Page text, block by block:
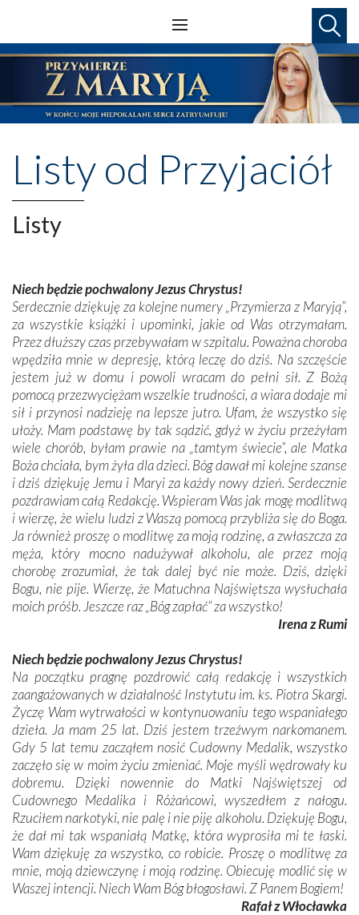
Listy od Przyjaciół
Listy
Niech będzie pochwalony Jezus Chrystus!
Serdecznie dziękuję za kolejne numery „Przymierza z Maryją”,
za wszystkie książki i upominki, jakie od Was otrzymałam.
Przez dłuższy czas przebywałam w szpitalu. Poważna choroba
wpędziła mnie w depresję, którą leczę do dziś. Na szczęście
jestem już w domu i powoli wracam do pełni sił. Z Bożą
pomocą przezwyciężam wszelkie trudności, a wiara dodaje mi
sił i przynosi nadzieję na lepsze jutro. Ufam, że wszystko się
ułoży. Mam podstawę by tak sądzić, gdyż w życiu przeżyłam
wiele chorób, byłam prawie na „tamtym świecie”, ale Matka
Boża chciała, bym żyła dla dzieci. Bóg dawał mi kolejne szanse
i dziś dziękuję Jemu i Maryi za każdy nowy dzień. Serdecznie
pozdrawiam całą Redakcję. Wspieram Was jak mogę modlitwą
i wierzę, że wielu ludzi z Waszą pomocą przybliża się do Boga.
Ja również proszę o modlitwę za moją rodzinę, a zwłaszcza za
męża, który mocno nadużywał alkoholu, ale przez moją
chorobę zrozumiał, że tak dalej być nie może. Dziś, dzięki
Bogu, nie pije. Wierzę, że Matuchna Najświętsza wysłuchała
moich próśb. Jeszcze raz „Bóg zapłać” za wszystko!
Irena z Rumi
Niech będzie pochwalony Jezus Chrystus!
Na początku pragnę pozdrowić całą redakcję i wszystkich
zaangażowanych w działalność Instytutu im. ks. Piotra Skargi.
Życzę Wam wytrwałości w kontynuowaniu tego wspaniałego
dzieła. Ja mam 25 lat. Dziś jestem trzeźwym narkomanem.
Gdy 5 lat temu zacząłem nosić Cudowny Medalik, wszystko
zaczęło się w moim życiu zmieniać. Moje myśli wędrowały ku
dobremu. Dzięki nowennie do Matki Najświętszej od
Cudownego Medalika i Różańcowi, wyszedłem z nałogu.
Rzuciłem narkotyki, nie palę i nie piję alkoholu. Dziękuję Bogu,
że dał mi tak wspaniałą Matkę, która wyprosiła mi te łaski.
Wam dziękuję za wszystko, co robicie. Proszę o modlitwę za
mnie, moją dziewczynę i moją rodzinę. Obiecuję modlić się w
Waszej intencji. Niech Wam Bóg błogosławi. Z Panem Bogiem!
Rafał z Włocławka